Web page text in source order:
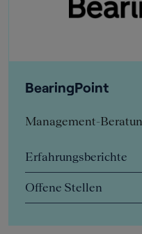
BearingPoint
Management-
Erfahrungsberichte
Offene Stellen